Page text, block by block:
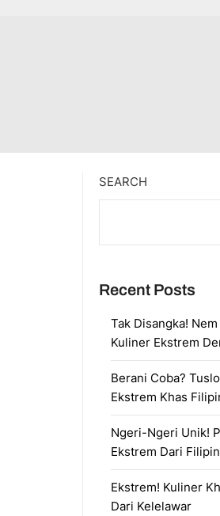
SEARCH
Recent Posts
Tak Disangka!
Kuliner Ekstrem
Berani Coba?
Ekstrem Khas
Ngeri-Ngeri Unik!
Ekstrem Dari
Ekstrem! Kuliner
Dari Kelelawar